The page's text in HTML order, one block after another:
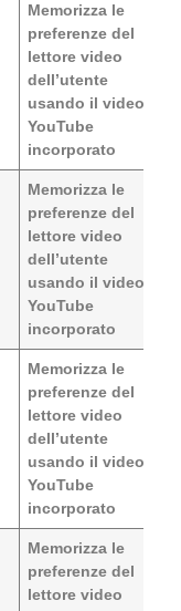
Memorizza le
preferenze del
lettore video
dell’utente
usando il video
YouTube
incorporato
Memorizza le
preferenze del
lettore video
dell’utente
usando il video
YouTube
incorporato
Memorizza le
preferenze del
lettore video
dell’utente
usando il video
YouTube
incorporato
Memorizza le
preferenze del
lettore video